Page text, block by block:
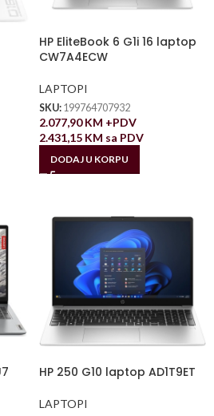
HP EliteBook 6 G1i 16 laptop
CW7A4ECW
LAPTOPI
SKU: 199764707932
2.077,90KM +PDV
2.431,15 KM sa PDV
DODAJ U KORPU
HP 250 G10 laptop AD1T9ET
LAPTOPI